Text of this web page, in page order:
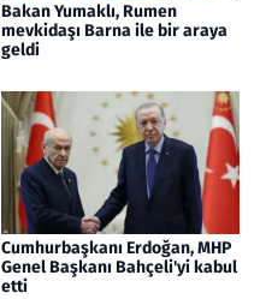
Bakan Yumaklı, Rumen
mevkidaşı Barna ile bir araya
geldi
Cumhurbaşkanı Erdoğan, MHP
Genel Başkanı Bahçeli'yi kabul
etti